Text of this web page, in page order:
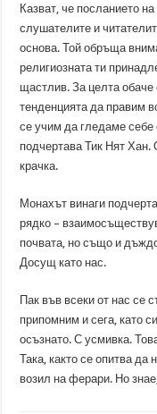
Казват, че посланието
слушателите и
основа. Той обръща
религиозната ти
щастлив. За целта
тенденцията да правим
се учим да гледаме себе
подчертава Тик Нят
крачка.
Монахът винаги
рядко –
почвата, но също и
Досущ като нас.
Пак във всеки от нас се
припомним и сега, като
осъзнато. С усмивка.
Така, както се опитва да
возил на ферари. Но